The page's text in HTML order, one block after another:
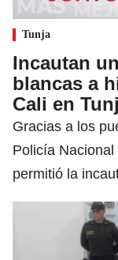
Tunja
Incautan
blancas a
Cali en
Gracias a los
Policía
permitió la